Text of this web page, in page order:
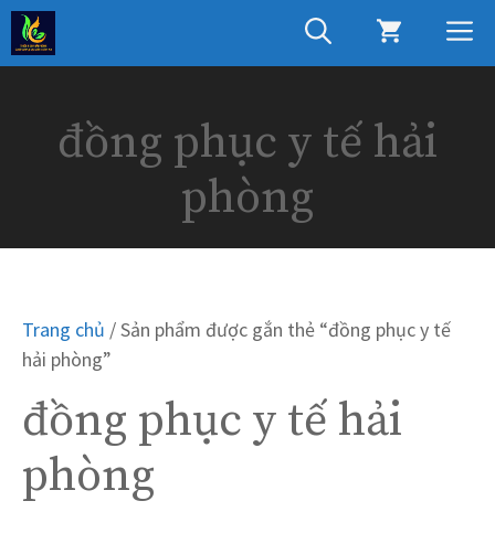
Chuyển
đến
nội
đồng phục y tế hải
phòng
Trang chủ / Sản phẩm được gắn thẻ “đồng phục y tế
hải phòng”
đồng phục y tế hải
phòng